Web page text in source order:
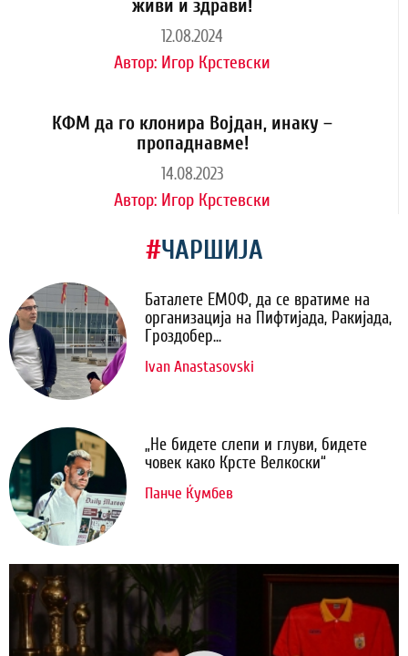
живи и здрави!
12.08.2024
Автор: Игор Крстевски
КФМ да го клонира Војдан, инаку –
пропаднавме!
14.08.2023
Автор: Игор Крстевски
#ЧАРШИЈА
Баталете ЕМОФ, да се вратиме на
организација на Пифтијада, Ракијада,
Гроздобер...
Ivan Anastasovski
„Не бидете слепи и глуви, бидете
човек како Крсте Велкоски“
Панче Ќумбев